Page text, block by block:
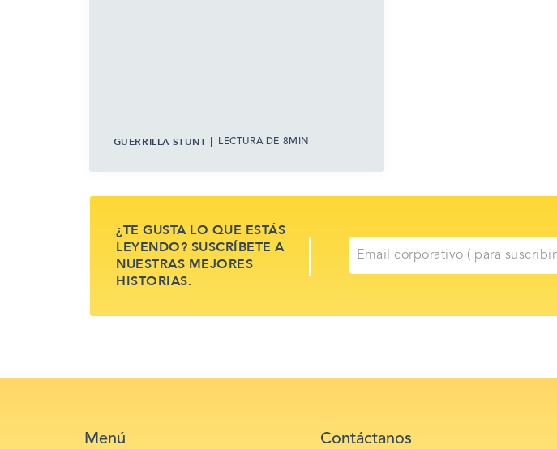
GUERRILLA STUNT LECTURA DE 8MIN
¿TE GUSTA LO QUE ESTÁS
LEYENDO? SUSCRÍBETE A
NUESTRAS MEJORES
HISTORIAS.
Menú Contáctanos